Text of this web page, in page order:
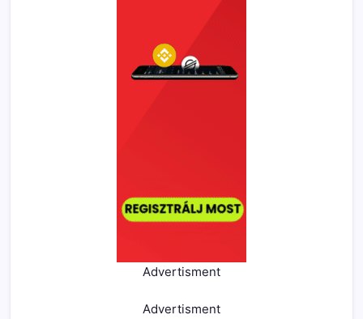
Advertisment
Advertisment